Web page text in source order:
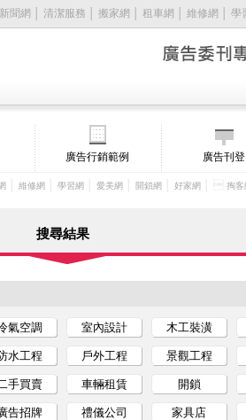
聞網 清潔服務 搬家網 租車網 維修網 學
廣告行銷範例 廣告刊登
維修網 學習網 愛美網 開鎖網 好家網 │  掏客
搜尋結果
氣空調 室內設計 木工裝潢
水工程 戶外工程 景觀工程
手買賣 車輛租賃 開鎖
告招牌 禮儀公司 家具店